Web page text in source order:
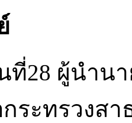
ที่28 ผู้นำน
ระทรวงส